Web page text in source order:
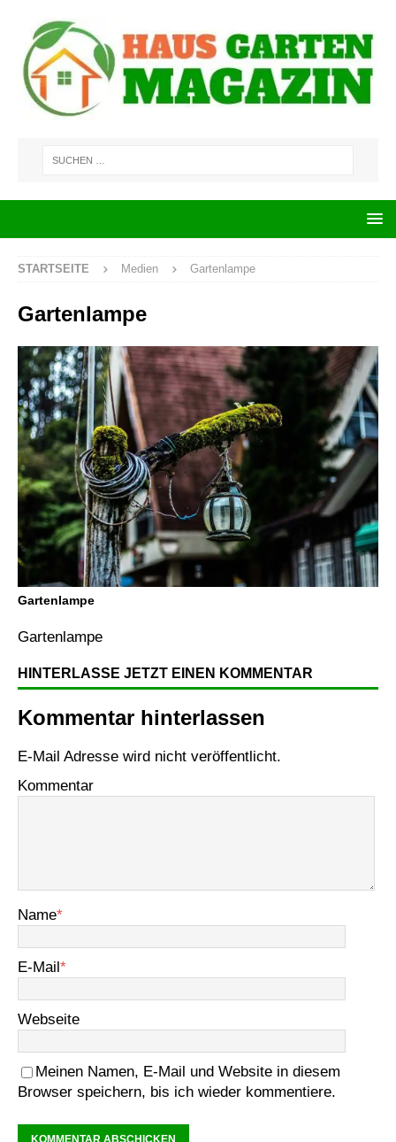
STARTSEITE Medien Gartenlampe
Gartenlampe
Gartenlampe
Gartenlampe
HINTERLASSE JETZT EINEN KOMMENTAR
Kommentar hinterlassen
E-Mail Adresse wird nicht veröffentlicht.
Kommentar
Name*
E-Mail*
Webseite
Meinen Namen, E-Mail und Website in diesem
Browser speichern, bis ich wieder kommentiere.